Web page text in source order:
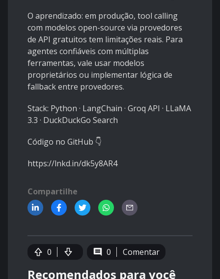
O aprendizado: em produção, tool calling
com modelos open-source via provedores
de API gratuitos tem limitações reais. Para
agentes confiáveis com múltiplas
ferramentas, vale usar modelos
proprietários ou implementar lógica de
fallback entre provedores.
Stack: Python · LangChain · Groq API · LLaMA
3.3 · DuckDuckGo Search
Código no GitHub 👇
https://lnkd.in/dk5y8AR4
Compartilhe
0 0 Comentar
Recomendados para você